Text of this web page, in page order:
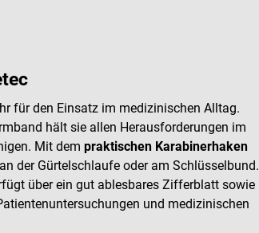
für den Einsatz im medizinischen Alltag.
hält sie allen Herausforderungen im
Mit dem praktischen Karabinerhaken
der Gürtelschlaufe oder am Schlüsselbund.
über ein gut ablesbares Zifferblatt sowie
und medizinischen